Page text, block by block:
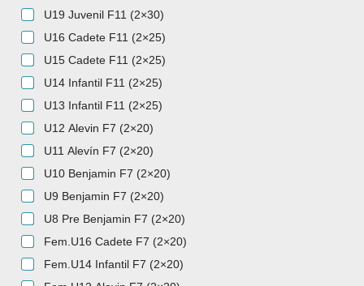
U19 Juvenil F11 (2×30)
U16 Cadete F11 (2×25)
U15 Cadete F11 (2×25)
U14 Infantil F11 (2×25)
U13 Infantil F11 (2×25)
U12 Alevin F7 (2×20)
U11 Alevín F7 (2×20)
U10 Benjamin F7 (2×20)
U9 Benjamin F7 (2×20)
U8 Pre Benjamin F7 (2×20)
Fem.U16 Cadete F7 (2×20)
Fem.U14 Infantil F7 (2×20)